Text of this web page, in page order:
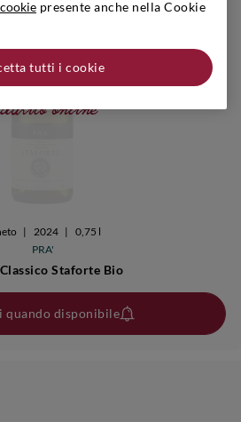
online
| 2024 |
0,75 l
PRA'
Staforte Bio
quando disponibile
presente anche nella Cookie
tutti i cookie